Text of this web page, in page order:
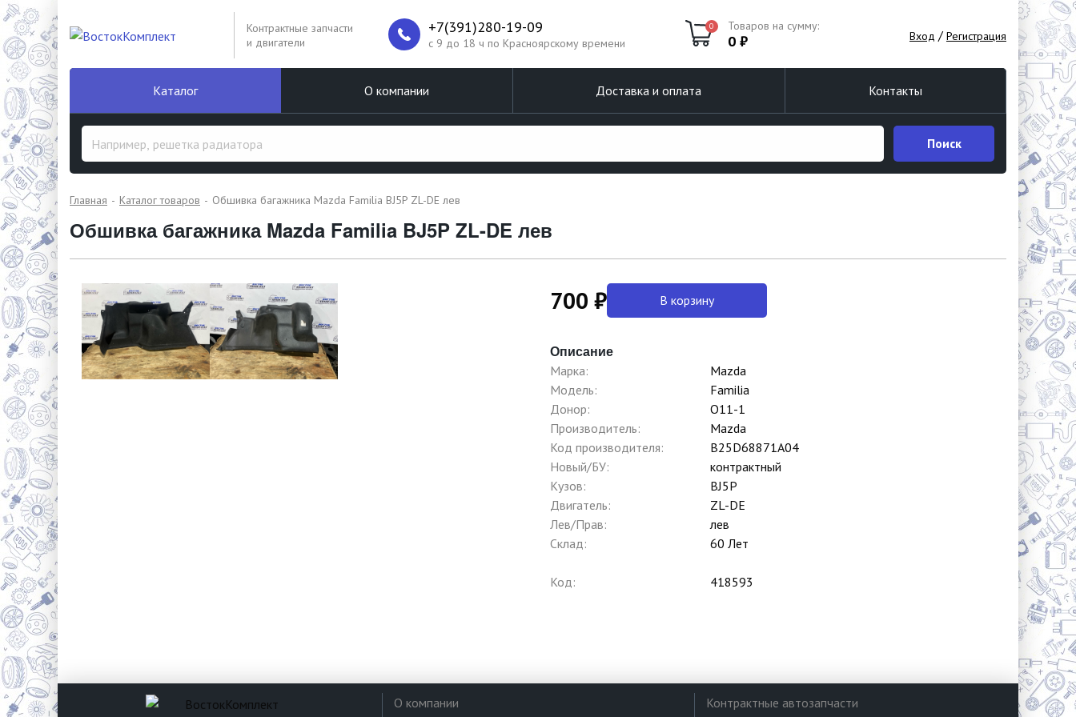
Контрактные запчасти
и двигатели
+7(391)280-19-09
c 9 до 18 ч по Красноярскому времени
0 Товаров на сумму:
0 ₽ Вход / Регистрация
Каталог О компании Доставка и оплата Контакты
Поиск
Главная Каталог товаров Обшивка багажника Mazda Familia BJ5P ZL-DE лев
Обшивка багажника Mazda Familia BJ5P ZL-DE лев
700 ₽ В корзину
Описание
Марка:
Mazda
Модель:
Familia
Донор:
O11-1
Производитель:
Mazda
Код производителя:
B25D68871A04
Новый/БУ:
контрактный
Кузов:
BJ5P
Двигатель:
ZL-DE
Лев/Прав:
лев
Склад:
60 Лет
Код: 418593
О компании Контрактные автозапчасти